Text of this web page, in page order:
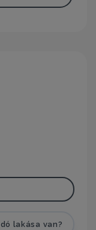
lakása van?